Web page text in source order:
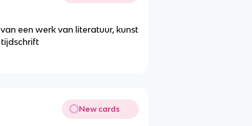
een werk van literatuur, kunst
New cards